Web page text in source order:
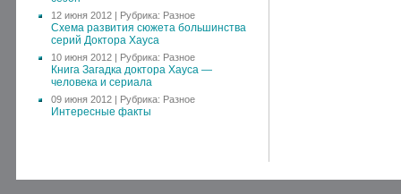
12 июня 2012 | Рубрика: Разное
Схема развития сюжета большинства
серий Доктора Хауса
10 июня 2012 | Рубрика: Разное
Книга Загадка доктора Хауса —
человека и сериала
09 июня 2012 | Рубрика: Разное
Интересные факты